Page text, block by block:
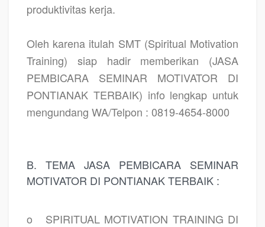
produktivitas kerja.
Oleh karena itulah SMT (Spiritual Motivation
Training) siap hadir memberikan (JASA
PEMBICARA SEMINAR MOTIVATOR DI
PONTIANAK TERBAIK) info lengkap untuk
mengundang WA/Telpon : 0819-4654-8000
B. TEMA JASA PEMBICARA SEMINAR
MOTIVATOR DI PONTIANAK TERBAIK :
o
SPIRITUAL MOTIVATION TRAINING DI